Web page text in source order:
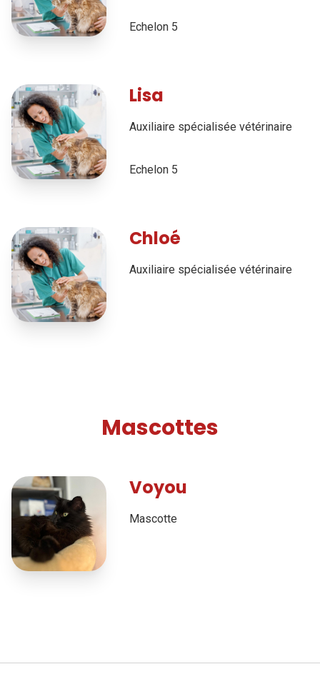
Echelon 5
Lisa
Auxiliaire spécialisée vétérinaire
Echelon 5
Chloé
Auxiliaire spécialisée vétérinaire
Mascottes
Voyou
Mascotte